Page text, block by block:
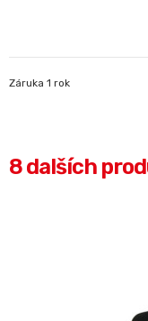
Záruka 1 rok
8 dalších